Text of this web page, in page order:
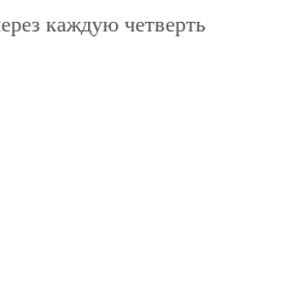
каждую четверть